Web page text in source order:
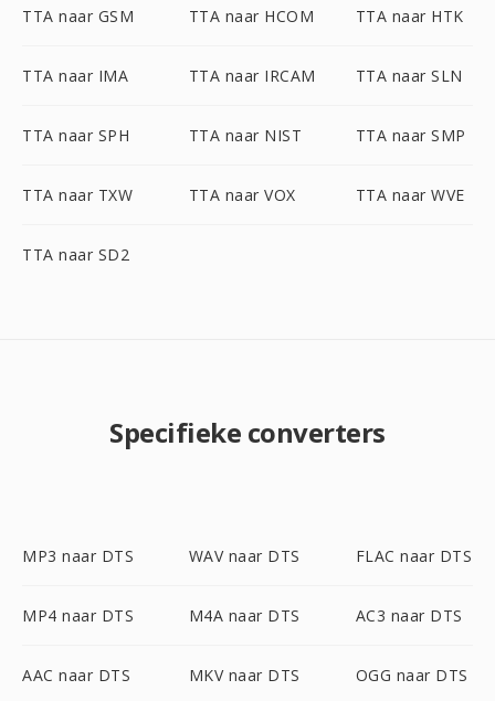
TTA naar GSM TTA naar HCOM TTA naar HTK
TTA naar IMA TTA naar IRCAM TTA naar SLN
TTA naar SPH TTA naar NIST TTA naar SMP
TTA naar TXW TTA naar VOX TTA naar WVE
TTA naar SD2
Specifieke converters
MP3 naar DTS WAV naar DTS FLAC naar DTS
MP4 naar DTS M4A naar DTS AC3 naar DTS
AAC naar DTS MKV naar DTS OGG naar DTS